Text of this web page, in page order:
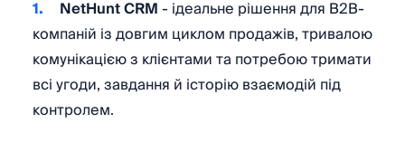
NetHunt CRM- ідеальне рішення для B2B-
компаній із довгим циклом продажів, тривалою
комунікацією з клієнтами та потребою тримати
всі угоди, завдання й історію взаємодій під
контролем.